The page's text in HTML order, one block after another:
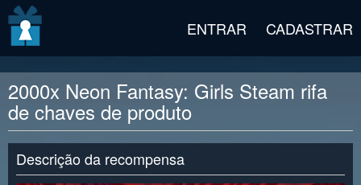
ENTRAR CADASTRAR
2000x Neon Fantasy: Girls Steam rifa
de chaves de produto
Descrição da recompensa